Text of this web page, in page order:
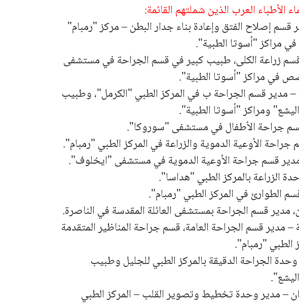
الأطباء العرب الذين شملتهم القائمة:
إصلاح الفتق وإعادة بناء جدار البطن – مركز "رمبام"
"أسوتا الطبية".
زراعة الكلى، طبيب كبير في قسم الجراحة في مستشفى
في مراكز "أسوتا الطبية".
مدير قسم الجراحة ب في المركز الطبي "الكرمل"، وطبيب
ومراكز "أسوتا الطبية".
جراحة الأطفال في مستشفى "سوروكا".
الأوعية الدموية والزراعة في المركز الطبي "رمبام".
قسم جراحة الأوعية الدموية في مستشفى "ايخلوف".
الزراعة بالمركز الطبي "هداسا".
الطوارئ في المركز الطبي "رمبام".
مدير قسم الجراحة بمستشفى العائلة المقدسة في الناصرة.
مدير قسم الجراحة العامة، قسم جراحة المناظير المتقدمة
الطبي "رمبام".
الجراحة الدقيقة بالمركز الطبي للجليل وطبيب
– مدير وحدة تخطيط وتصوير القلب – المركز الطبي